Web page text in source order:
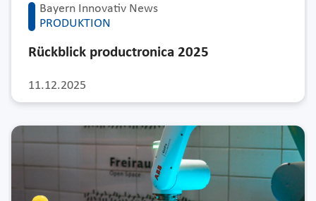
Bayern Innovativ News
PRODUKTION
11.12.2025
Rückblick productronica 2025